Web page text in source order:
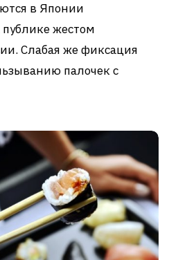
в Японии
жестом
Слабая же фиксация
палочек с